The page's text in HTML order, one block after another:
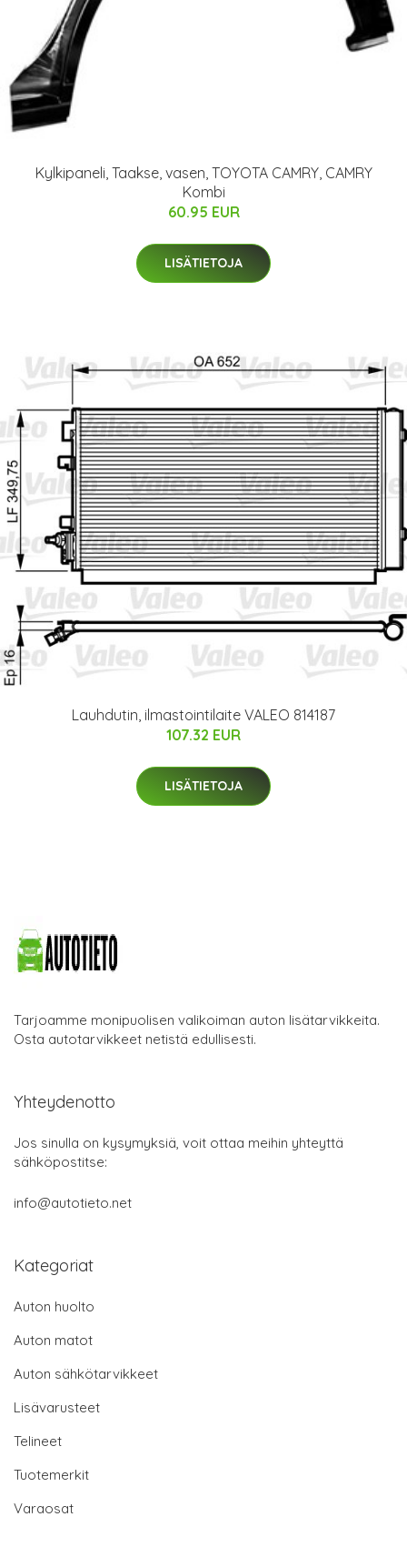
Kylkipaneli, Taakse, vasen, TOYOTA CAMRY, CAMRY
Kombi
60.95 EUR
LISÄTIETOJA
Lauhdutin, ilmastointilaite VALEO 814187
107.32 EUR
LISÄTIETOJA
Tarjoamme monipuolisen valikoiman auton lisätarvikkeita.
Osta autotarvikkeet netistä edullisesti.
Yhteydenotto
Jos sinulla on kysymyksiä, voit ottaa meihin yhteyttä
sähköpostitse:
info@autotieto.net
Kategoriat
Auton huolto
Auton matot
Auton sähkötarvikkeet
Lisävarusteet
Telineet
Tuotemerkit
Varaosat